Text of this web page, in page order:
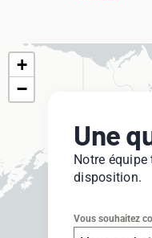
+
−
Une
Notre
disposition.
Vous souhaitez